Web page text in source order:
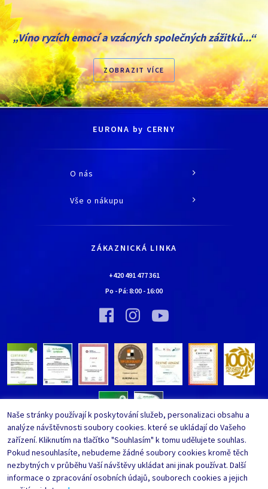
„Víno ryzích emocí a vzácných společných zážitků...“
ZOBRAZIT VÍCE
EURONA by CERNY
O nás
O společnosti
Kontaktní údaje
Bylo nebylo…
Vinný sklípek EURONA by Cerny
Bylo nebylo…
Vše o nákupu
Jak nakupovat
Nejčastěji kladené dotazy
Upravit nastavení ochrany
Whistleblowing
ZÁKAZNICKÁ LINKA
+420 491 477 361
Po - Pá: 8:00 - 16:00
Naše stránky používají k poskytování služeb, personalizaci obsahu a
analýze návštěvnosti soubory cookies. které se ukládají do Vašeho
zařízení. Kliknutím na tlačítko "Souhlasím" k tomu udělujete souhlas.
Pokud nesouhlasíte, nebudeme žádné soubory cookies kromě těch
nezbytných v průběhu Vaší návštěvy ukládat ani jinak používat. Další
informace o zpracování osobních údajů, souborech cookies a jejich